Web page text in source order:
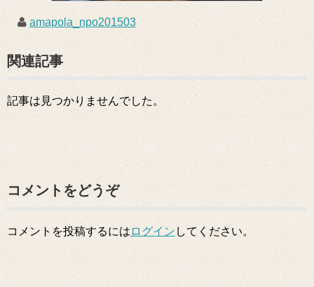
amapola_npo201503
関連記事
記事は見つかりませんでした。
コメントをどうぞ
コメントを投稿するには ログイン してください。